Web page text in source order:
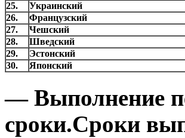
25.
Украинский
26.
Французский
27.
Чешский
28.
Шведский
29.
Эстонский
30.
Японский
— Выполнение
сроки.Сроки